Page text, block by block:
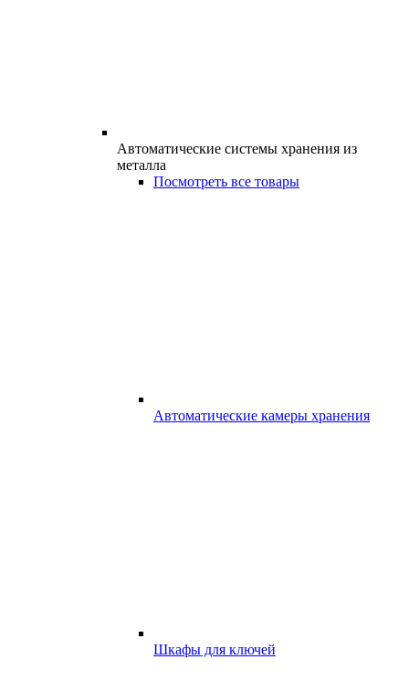
Автоматические системы хранения из
металла
Посмотреть все товары
Автоматические камеры хранения
Шкафы для ключей